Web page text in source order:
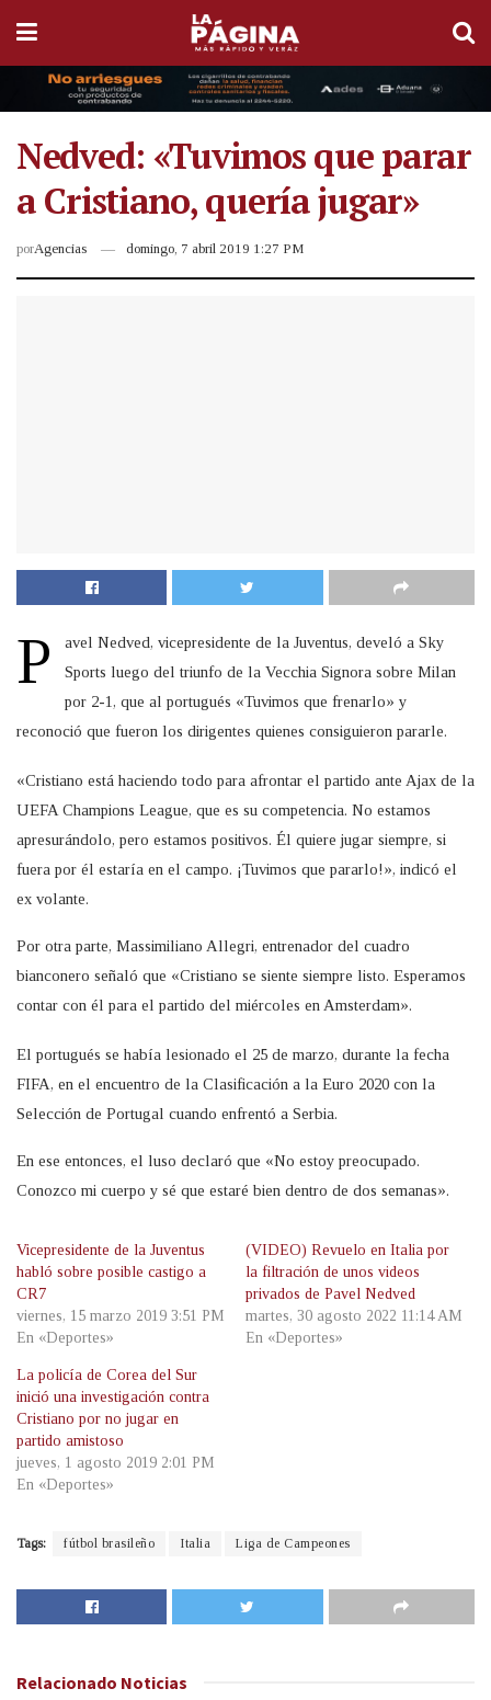
Nedved: «Tuvimos que parar
a Cristiano, quería jugar»
porAgencias domingo, 7 abril 2019 1:27 PM
P
avel Nedved, vicepresidente de la Juventus, develó a Sky
Sports luego del triunfo de la Vecchia Signora sobre Milan
por 2-1, que al portugués «Tuvimos que frenarlo» y
reconoció que fueron los dirigentes quienes consiguieron pararle.
«Cristiano está haciendo todo para afrontar el partido ante Ajax de la
UEFA Champions League, que es su competencia. No estamos
apresurándolo, pero estamos positivos. Él quiere jugar siempre, si
fuera por él estaría en el campo. ¡Tuvimos que pararlo!», indicó el
ex volante.
Por otra parte, Massimiliano Allegri, entrenador del cuadro
bianconero señaló que «Cristiano se siente siempre listo. Esperamos
contar con él para el partido del miércoles en Amsterdam».
El portugués se había lesionado el 25 de marzo, durante la fecha
FIFA, en el encuentro de la Clasificación a la Euro 2020 con la
Selección de Portugal cuando enfrentó a Serbia.
En ese entonces, el luso declaró que «No estoy preocupado.
Conozco mi cuerpo y sé que estaré bien dentro de dos semanas».
Vicepresidente de la Juventus
habló sobre posible castigo a
CR7
viernes, 15 marzo 2019 3:51 PM
En «Deportes»
(VIDEO) Revuelo en Italia por
la filtración de unos videos
privados de Pavel Nedved
martes, 30 agosto 2022 11:14 AM
En «Deportes»
La policía de Corea del Sur
inició una investigación contra
Cristiano por no jugar en
partido amistoso
jueves, 1 agosto 2019 2:01 PM
En «Deportes»
Tags: fútbol brasileño Italia Liga de Campeones
Relacionado Noticias